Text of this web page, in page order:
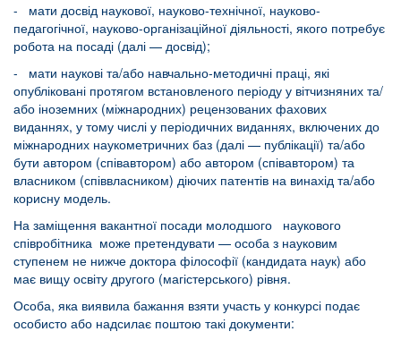
- мати досвід наукової, науково-технічної, науково-
педагогічної, науково-організаційної діяльності, якого потребує
робота на посаді (далі — досвід);
- мати наукові та/або навчально-методичні праці, які
опубліковані протягом встановленого періоду у вітчизняних та/
або іноземних (міжнародних) рецензованих фахових
виданнях, у тому числі у періодичних виданнях, включених до
міжнародних наукометричних баз (далі — публікації) та/або
бути автором (співавтором) або автором (співавтором) та
власником (співвласником) діючих патентів на винахід та/або
корисну модель.
На заміщення вакантної посади молодшого наукового
співробітника може претендувати — особа з науковим
ступенем не нижче доктора філософії (кандидата наук) або
має вищу освіту другого (магістерського) рівня.
Особа, яка виявила бажання взяти участь у конкурсі подає
особисто або надсилає поштою такі документи: